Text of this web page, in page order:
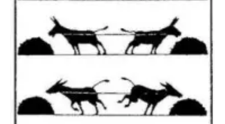
МОИ КНИГИ
СЛОВО-АУДИО
ВОПРОСЫ ПАСТОРУ
КОНТАКТ
РУБРИКИ